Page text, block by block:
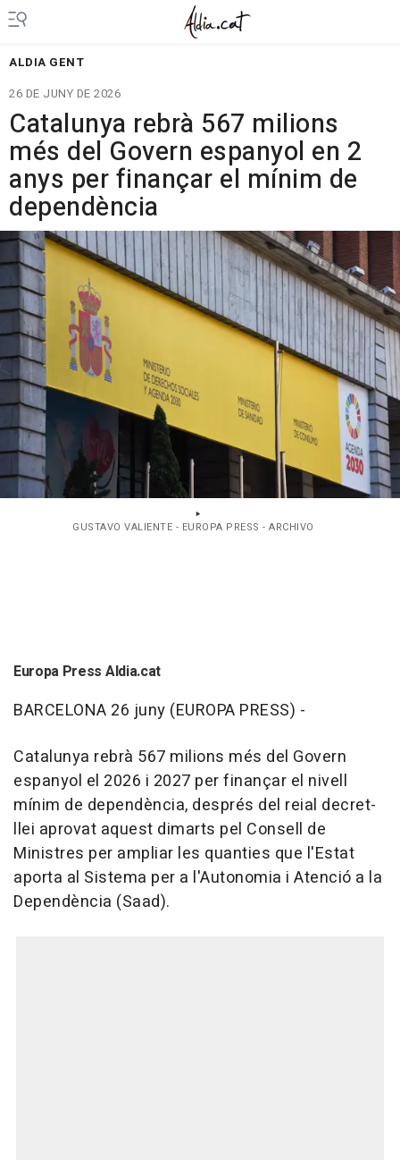
ALDIA GENT
26 DE JUNY DE 2026
Catalunya rebrà 567 milions
més del Govern espanyol en 2
anys per finançar el mínim de
dependència
GUSTAVO VALIENTE - EUROPA PRESS - ARCHIVO
Europa Press Aldia.cat
BARCELONA 26 juny (EUROPA PRESS) -
Catalunya rebrà 567 milions més del Govern
espanyol el 2026 i 2027 per finançar el nivell
mínim de dependència, després del reial decret-
llei aprovat aquest dimarts pel Consell de
Ministres per ampliar les quanties que l'Estat
aporta al Sistema per a l'Autonomia i Atenció a la
Dependència (Saad).